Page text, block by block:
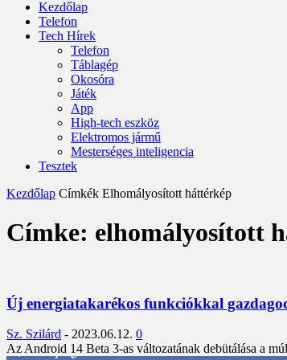
Kezdőlap
Telefon
Tech Hírek
Telefon
Táblagép
Okosóra
Játék
App
High-tech eszköz
Elektromos jármű
Mesterséges inteligencia
Tesztek
Kezdőlap Címkék Elhomályosított háttérkép
Címke: elhomályosított
Új energiatakarékos funkciókkal
Sz. Szilárd - 2023.06.12. 0
Az Android 14 Beta 3-as változatának debütálása a
3,452 Rajongók